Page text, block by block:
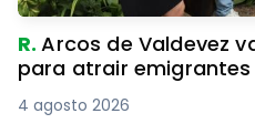
R.Arcos de Valdevez
para atrair
4 agosto 2026